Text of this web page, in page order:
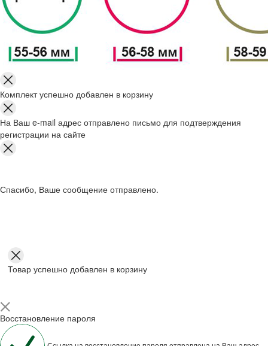
Комплект успешно добавлен в корзину
На Ваш e-mail адрес отправлено письмо для подтверждения
регистрации на сайте
Спасибо, Ваше сообщение отправлено.
Товар успешно добавлен в корзину
Восстановление пароля